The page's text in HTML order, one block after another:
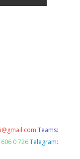
Teams:
0 726 Telegram: